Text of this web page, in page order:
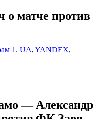
о матче против
1. UA, YANDEX,
— Александр